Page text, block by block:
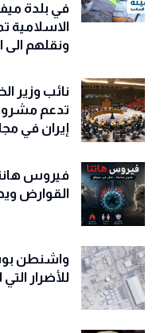
في بلدة
الاسلامية
ونقلهم
نائب وزير
تدعم مشروع
إيران في
فيروس
القوارض
واشنطن
للأضرار